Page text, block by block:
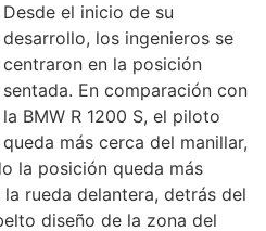
Desde el inicio de su
desarrollo, los ingenieros se
centraron en la posición
sentada. En comparación con
la BMW R 1200 S, el piloto
queda más cerca del manillar,
la posición queda más
rueda delantera, detrás del
diseño de la zona del